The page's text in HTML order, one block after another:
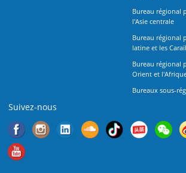
Bureau régional
l'Asie centrale
Bureau régional
latine et les
Bureau régional
Orient et
Bureaux sous-
Suivez-nous